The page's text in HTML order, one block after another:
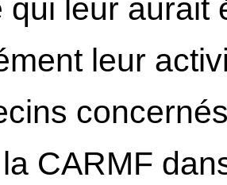
qui leur
leur
CARMF